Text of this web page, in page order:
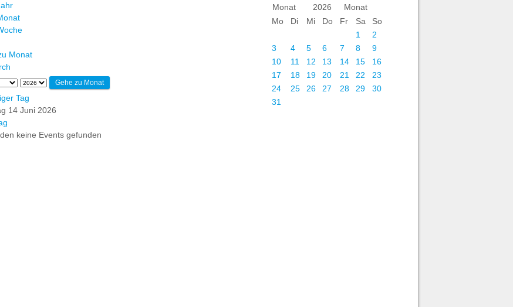
Monat
Gehe zu Monat
Tag
14 Juni 2026
keine Events gefunden
2026
Mo
Di Mi Do Fr Sa
So
1
2
3
4 5 6 7 8
9
10
11 12 13 14 15
16
17
18 19 20 21 22
23
24
25 26 27 28 29
30
31